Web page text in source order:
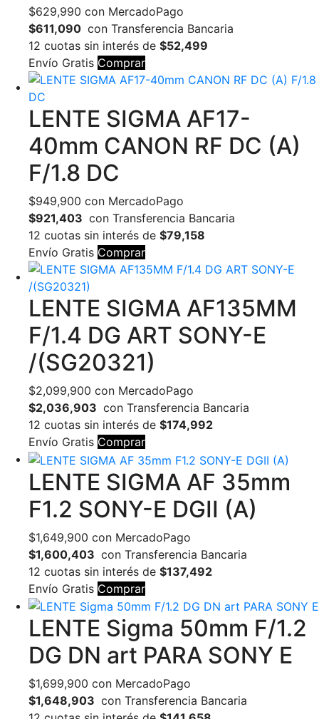
$629,990 con MercadoPago
$611,090 con Transferencia Bancaria
12 cuotas sin interés de $52,499
Envío Gratis Comprar
LENTE SIGMA AF17-
40mm CANON RF DC (A)
F/1.8 DC
$949,900 con MercadoPago
$921,403 con Transferencia Bancaria
12 cuotas sin interés de $79,158
Envío Gratis Comprar
LENTE SIGMA AF135MM
F/1.4 DG ART SONY-E
/(SG20321)
$2,099,900 con MercadoPago
$2,036,903 con Transferencia Bancaria
12 cuotas sin interés de $174,992
Envío Gratis Comprar
LENTE SIGMA AF 35mm
F1.2 SONY-E DGII (A)
$1,649,900 con MercadoPago
$1,600,403 con Transferencia Bancaria
12 cuotas sin interés de $137,492
Envío Gratis Comprar
LENTE Sigma 50mm F/1.2
DG DN art PARA SONY E
$1,699,900 con MercadoPago
$1,648,903 con Transferencia Bancaria